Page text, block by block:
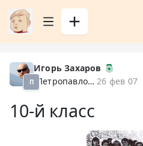
П
Игорь Захаров
Петропавловск XX 26 фев 07
10-й класс